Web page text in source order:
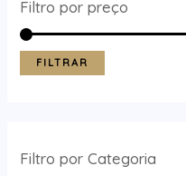
Filtro por preço
FILTRAR
Filtro por Categoria